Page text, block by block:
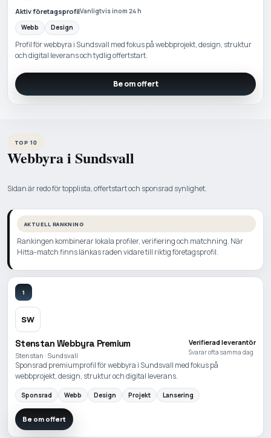
Aktiv företagsprofilVanligtvis inom 24 h
Webb
Design
Profil för webbyra i Sundsvall med fokus på webbprojekt, design, struktur
och digital leverans och tydlig offertstart.
Be om offert
TOP 10
Webbyra i Sundsvall
Sidan är redo för topplista, offertstart och sponsrad synlighet.
AKTUELL RANKNING
Rankingen kombinerar lokala profiler, verifiering och matchning. När
Hitta-match finns länkas raden vidare till riktig företagsprofil.
1
SW
Stenstan Webbyra Premium
Stenstan · Sundsvall
Verifierad leverantör
Svarar ofta samma dag
Sponsrad premiumprofil för webbyra i Sundsvall med fokus på
webbprojekt, design, struktur och digital leverans.
Sponsrad Webb Design Projekt Lansering
Be om offert